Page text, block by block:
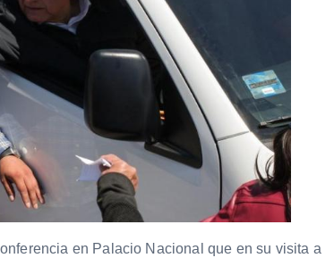
en Palacio Nacional que en su visita a